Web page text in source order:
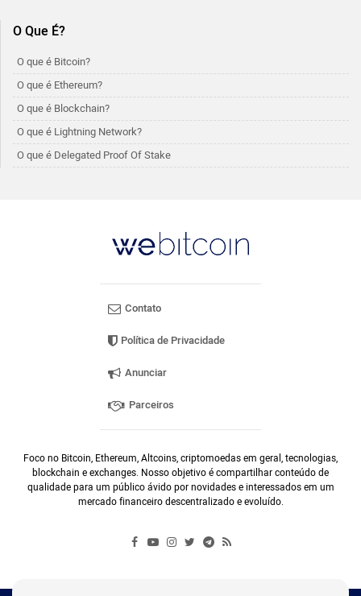
O Que É?
O que é Bitcoin?
O que é Ethereum?
O que é Blockchain?
O que é Lightning Network?
O que é Delegated Proof Of Stake
Contato
Política de Privacidade
Anunciar
Parceiros
Foco no Bitcoin, Ethereum, Altcoins, criptomoedas em geral, tecnologias,
blockchain e exchanges. Nosso objetivo é compartilhar conteúdo de
qualidade para um público ávido por novidades e interessados em um
mercado financeiro descentralizado e evoluído.